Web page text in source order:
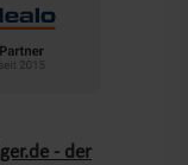
Garten“ ist es
in Europa so
unsere
abgestimmt sind.
und